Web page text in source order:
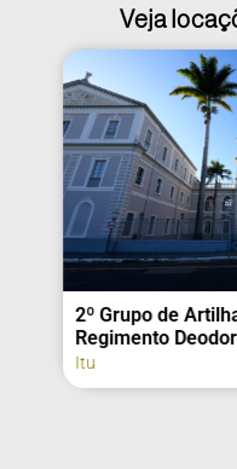
Veja
2º Grupo de
Regimento Deodoro